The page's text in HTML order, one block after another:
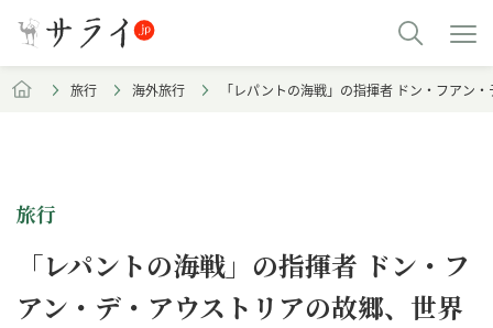
旅行 海外旅行 「レパントの海戦」の指揮者 ドン・フアン
旅行
「レパントの海戦」の指揮者 ドン・フ
アン・デ・アウストリアの故郷、世界